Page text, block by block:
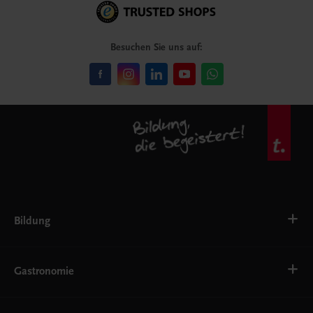
Besuchen Sie uns auf:
Bildung
Ernährung
Gastronomie